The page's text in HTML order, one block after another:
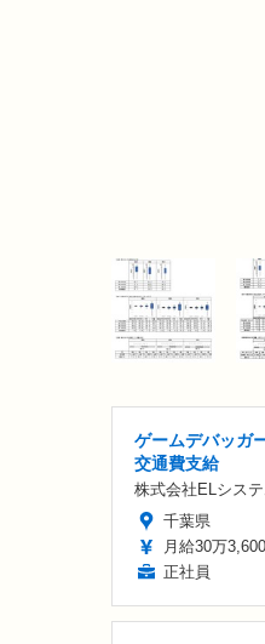
ゲームデバッガ
交通費支給
株式会社ELシス
千葉県
月給30万
正社員